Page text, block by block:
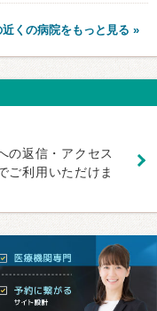
近くの病院をもっと見る »
の返信・アクセス
ご利用いただけま